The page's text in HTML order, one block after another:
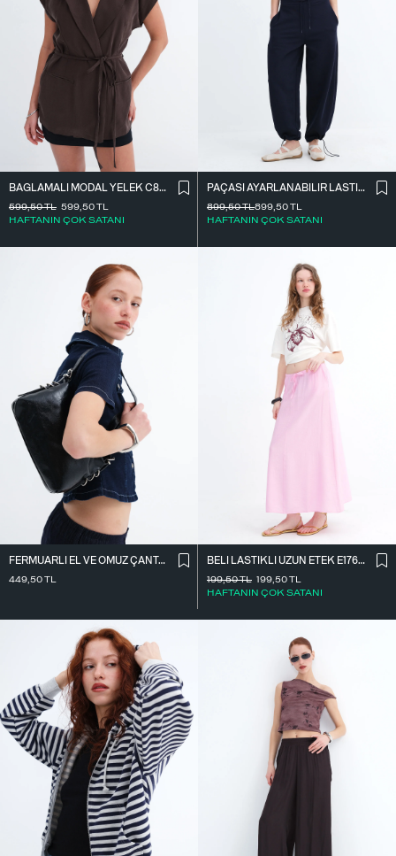
BAĞLAMALI MODAL YELEK C8021
599,50TL
HAFTANIN ÇOK SATANI
599,50TL
PAÇASI AYARLANABILIR LASTIKLI EŞOFMAN EŞF10690
899,50TL
HAFTANIN ÇOK SATANI
899,50TL
FERMUARLI EL VE OMUZ ÇANTASI Ç1067
449,50TL
BELI LASTIKLI UZUN ETEK E17627
199,50TL
HAFTANIN ÇOK SATANI
199,50TL